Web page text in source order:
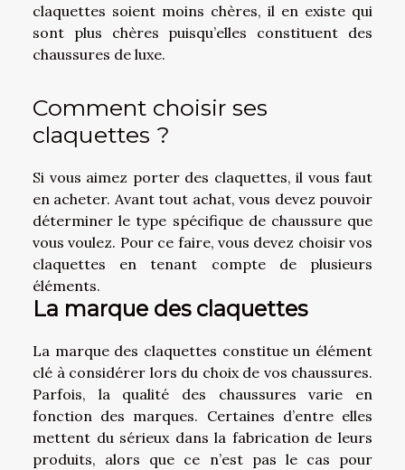
claquettes soient moins chères, il en existe qui
sont plus chères puisqu’elles constituent des
chaussures de luxe.
Comment choisir ses
claquettes ?
Si vous aimez porter des claquettes, il vous faut
en acheter. Avant tout achat, vous devez pouvoir
déterminer le type spécifique de chaussure que
vous voulez. Pour ce faire, vous devez choisir vos
claquettes en tenant compte de plusieurs
éléments.
La marque des claquettes
La marque des claquettes constitue un élément
clé à considérer lors du choix de vos chaussures.
Parfois, la qualité des chaussures varie en
fonction des marques. Certaines d’entre elles
mettent du sérieux dans la fabrication de leurs
produits, alors que ce n’est pas le cas pour